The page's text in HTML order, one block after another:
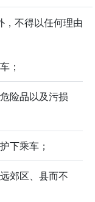
，不得以任何理由
；
险品以及污损
下乘车；
郊区、县而不